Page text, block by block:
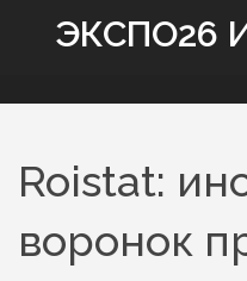
ЭКСПО26
Roistat:
воронок